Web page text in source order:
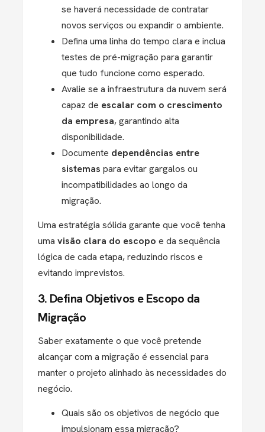
se haverá necessidade de contratar
novos serviços ou expandir o ambiente.
Defina uma linha do tempo clara e inclua
testes de pré-migração para garantir
que tudo funcione como esperado.
Avalie se a infraestrutura da nuvem será
capaz de escalar com o crescimento
da empresa, garantindo alta
disponibilidade.
Documente dependências entre
sistemas para evitar gargalos ou
incompatibilidades ao longo da
migração.
Uma estratégia sólida garante que você tenha
uma visão clara do escopo e da sequência
lógica de cada etapa, reduzindo riscos e
evitando imprevistos.
3. Defina Objetivos e Escopo da
Migração
Saber exatamente o que você pretende
alcançar com a migração é essencial para
manter o projeto alinhado às necessidades do
negócio.
Quais são os objetivos de negócio que
impulsionam essa migração?